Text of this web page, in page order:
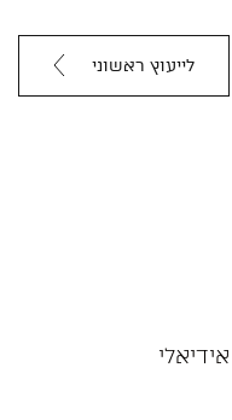
לייעוץ ראשוני